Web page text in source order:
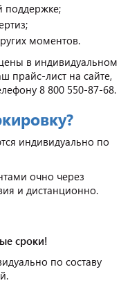
поддержке;
моментов.
в индивидуальном
прайс-лист на сайте,
8 800 550-87-68.
индивидуально по
очно через
и дистанционно.
сроки!
по составу